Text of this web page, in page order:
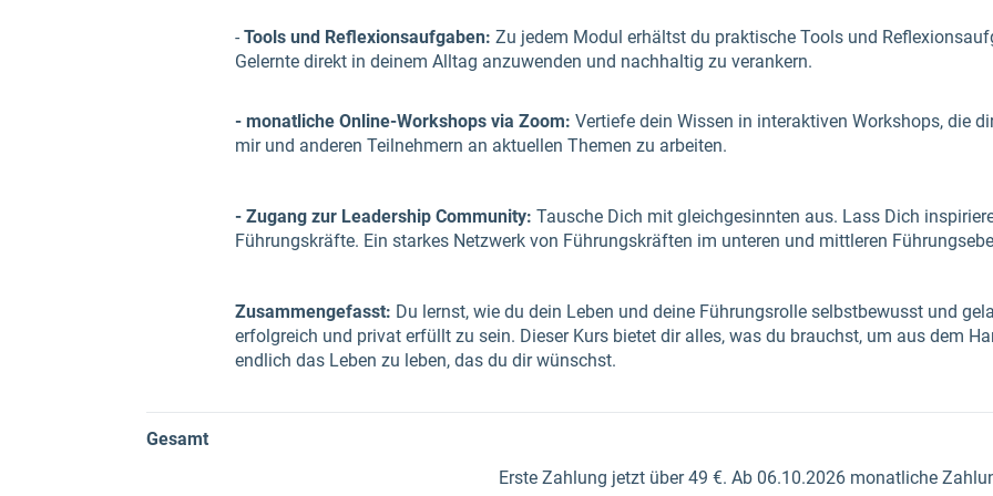
- Tools und Reflexionsaufgaben: Zu jedem Modul erhältst du praktische Tools und
Gelernte direkt in deinem Alltag anzuwenden und nachhaltig zu verankern.
- monatliche Online-Workshops via Zoom: Vertiefe dein Wissen in interaktiven Workshops, die
mir und anderen Teilnehmern an aktuellen Themen zu arbeiten.
- Zugang zur Leadership Community: Tausche Dich mit gleichgesinnten aus. Lass Dich
Führungskräfte. Ein starkes Netzwerk von Führungskräften im unteren und mittleren
Zusammengefasst: Du lernst, wie du dein Leben und deine Führungsrolle selbstbewusst und
erfolgreich und privat erfüllt zu sein. Dieser Kurs bietet dir alles, was du brauchst, um aus dem
endlich das Leben zu leben, das du dir wünschst.
Gesamt
Erste Zahlung jetzt über 49 €. Ab 06.10.2026 monatliche